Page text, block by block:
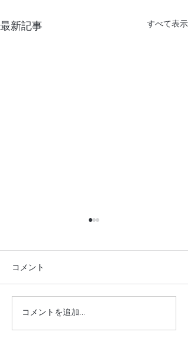
最新記事 すべて表示
松坂屋 グランドハッピ
ーフェアー
コメント
コメントを追加…